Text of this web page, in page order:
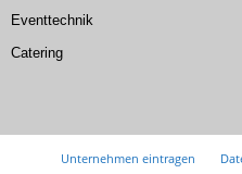
Eventtechnik
Catering
Unternehmen eintragen